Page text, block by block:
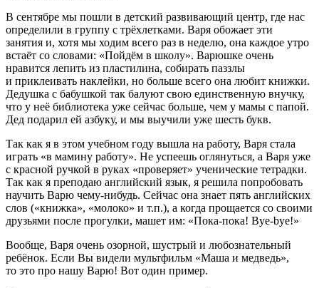
В сентябре мы пошли в детский развивающий центр, где нас
определили в группу с трёхлетками. Варя обожает эти
занятия и, хотя мы ходим всего раз в неделю, она каждое утро
встаёт со словами: «Пойдём в школу». Варюшке очень
нравится лепить из пластилина, собирать паззлы
и приклеивать наклейки, но больше всего она любит книжки.
Дедушка с бабушкой так балуют свою единственную внучку,
что у неё библиотека уже сейчас больше, чем у мамы с папой.
Дед подарил ей азбуку, и мы выучили уже шесть букв.
Так как я в этом учебном году вышла на работу, Варя стала
играть «в мамину работу». Не успеешь оглянуться, а Варя уже
с красной ручкой в руках «проверяет» ученические тетрадки.
Так как я преподаю английский язык, я решила попробовать
научить Варю чему-нибудь. Сейчас она знает пять английских
слов («книжка», «молоко» и т.п.), а когда прощается со своими
друзьями после прогулки, машет им: «Пока-пока! Bye-bye!»
Вообще, Варя очень озорной, шустрый и любознательный
ребёнок. Если Вы видели мультфильм «Маша и медведь»,
то это про нашу Варю! Вот один пример.